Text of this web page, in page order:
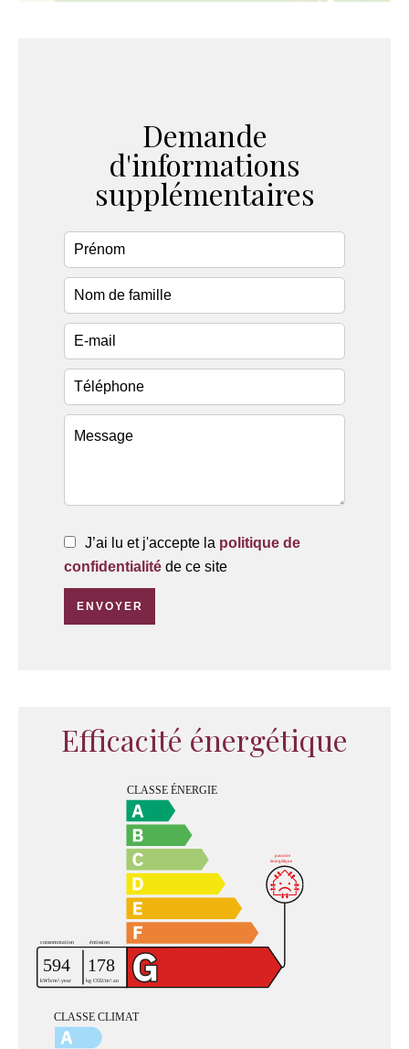
Demande
d'informations
supplémentaires
J’ai lu et j'accepte la politique de
confidentialité de ce site
ENVOYER
Efficacité énergétique